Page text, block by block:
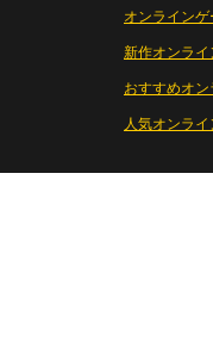
オンライン
新作オンライ
おすすめオ
人気オンラ